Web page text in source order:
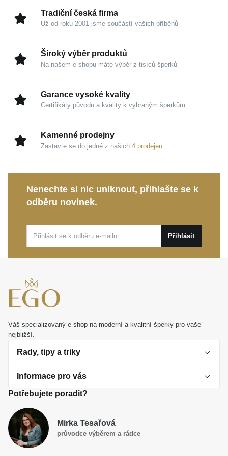
okázalostí a ocení jeho neotřelou eleganci v moderní
kanceláři i v interiéru vozu.
Charakter a zpracování
nositelnost, nevyžaduje složitou údržbu a
zachovává si svůj stálý charakter.
odlesky a dodávají šperku hluboký, maskulinní
Tento osobitý náramek s vámi bude s lehkostí sdílet
Tradiční česká firma
Už od roku 2001 jsme součástí vašich příběhů
Široký výběr produktů
Na našem e-shopu máte výběr z tisíců šperků
Garance vysoké kvality
Certifikáty původu a kvality k vybraným šperkům
Kamenné prodejny
Zastavte se do jedné z našich 4 prodejen
Nenechte si nic uniknout, přihlašte se k
odběru novinek.
Přihlásit
Váš specializovaný e-shop na moderní a kvalitní šperky pro vaše
nejbližší.
Rady, tipy a triky
O perlách
Jak vybrat perlový šperk
Dárková inspirace
Smaltované a korálkové šperky jako trend
Informace pro vás
Obchodní podmínky
Reklamační řád
Potřebujete poradit?
Mirka Tesařová
průvodce výběrem a rádce